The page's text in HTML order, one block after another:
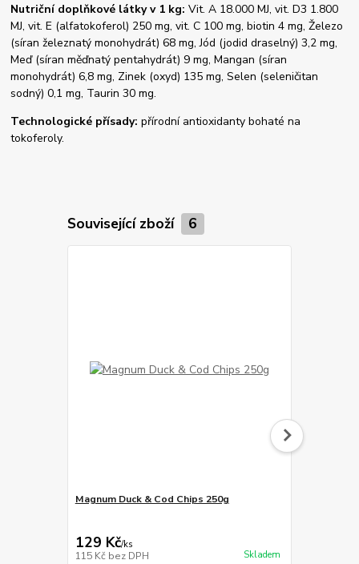
Nutriční doplňkové látky v 1 kg:Vit. A 18.000 MJ, vit. D3 1.800
MJ, vit. E (alfatokoferol) 250 mg, vit. C 100 mg, biotin 4 mg, Železo
(síran železnatý monohydrát) 68 mg, Jód (jodid draselný) 3,2 mg,
Meď (síran měďnatý pentahydrát) 9 mg, Mangan (síran
monohydrát) 6,8 mg, Zinek (oxyd) 135 mg, Selen (seleničitan
sodný) 0,1 mg, Taurin 30 mg.
Technologické přísady: přírodní antioxidanty bohaté na
tokoferoly.
Související zboží 6
Magnum Duck & Cod Chips 250g
129 Kč/ks
115 Kč bez DPH Skladem